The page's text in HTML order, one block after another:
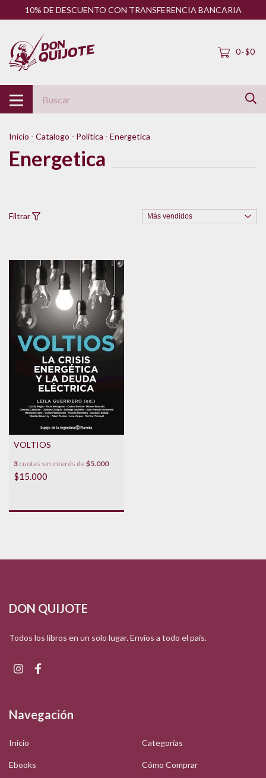
10% DE DESCUENTO CON TRANSFERENCIA BANCARIA
0-$0
Inicio - Catalogo - Politica - Energetica
Energetica
Filtrar
VOLTIOS
3 cuotas sin interés de$5.000
$15.000
DON QUIJOTE
Todos los libros en un solo lugar. Envíos a todo el país.
Navegación
Inicio Categorías
Ebooks Cómo Comprar